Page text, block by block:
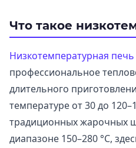
Что такое
Низкотемпературная печь
профессиональное
длительного
температуре от 30 до
традиционных жарочных
диапазоне 150–280 °C,